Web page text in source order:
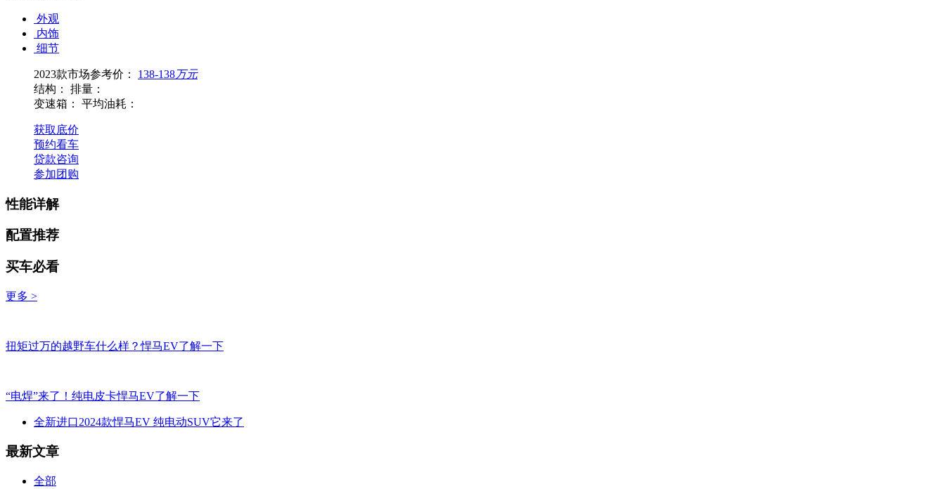
外观
内饰
细节
2023款市场参考价： 138-138万元
结构：
排量：
变速箱：
平均油耗：
获取底价
预约看车
贷款咨询
参加团购
性能详解
配置推荐
买车必看
更多 >
扭矩过万的越野车什么样？悍马EV了解一下
“电焊”来了！纯电皮卡悍马EV了解一下
全新进口2024款悍马EV 纯电动SUV它来了
最新文章
全部